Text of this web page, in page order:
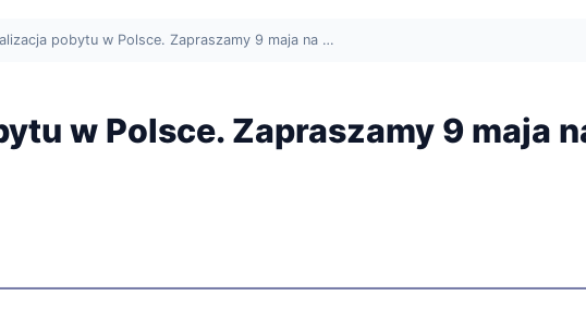
pobytu w Polsce. Zapraszamy 9 maja na …
w Polsce. Zapraszamy 9 maja